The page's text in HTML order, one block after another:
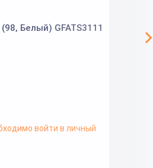
Белый) GFATS3111
войти в личный